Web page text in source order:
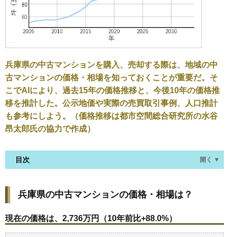
兵庫県の中古マンションを購入、売却する際は、地域の中
古マンションの価格・相場を知っておくことが重要だ。そ
こでAIにより、過去15年の価格推移と、今後10年の価格推
移を推計した。公示地価や実際の売買取引事例、人口推計
も参考にしよう。（価格推移は都市空間総合研究所の水谷
昂太郎氏の協力で作成）
目次 開く ▼
現在の価格は、2,736万円（10年前比+88.0%）
価格を詳細に分析しよう
兵庫県の中古マンションの価格・相場は？
現在の価格は、2,736万円（10年前比+88.0%）